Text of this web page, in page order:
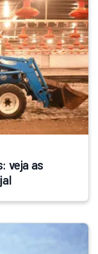
veja as